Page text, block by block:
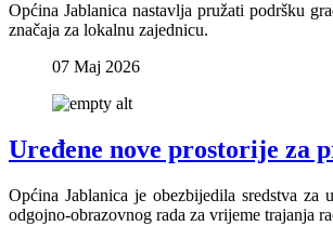
Općina Jablanica nastavlja pružati podršku
značaja za lokalnu zajednicu.
07 Maj 2026
Uređene nove prostorije za
Općina Jablanica je obezbijedila sredstva
odgojno-obrazovnog rada za vrijeme trajanja